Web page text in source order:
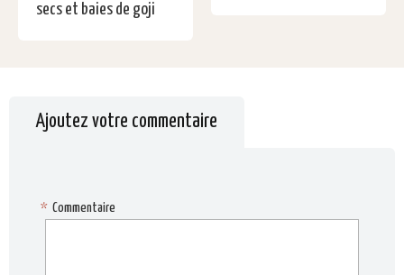
secs et baies de goji
Ajoutez votre commentaire
Commentaire
*